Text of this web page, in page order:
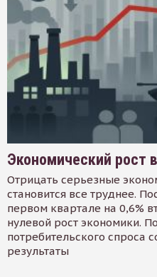
Экономический рост
Отрицать серьезные
становится все труднее.
первом квартале на 0,6%
нулевой рост экономики.
потребительского спроса
результаты